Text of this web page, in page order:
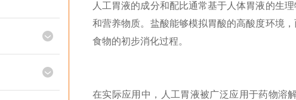
人工胃液的成分和配比通常基于人体胃液的生
和营养物质。盐酸能够模拟胃酸的高酸度环境
食物的初步消化过程。
在实际应用中，人工胃液被广泛应用于药物溶